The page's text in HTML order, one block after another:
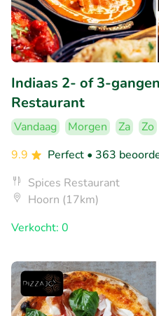
Indiaas 2- of 3-
Restaurant
Vandaag Morgen Za Zo
9.9
Perfect • 363
Spices Restaurant
Hoorn (17km)
Verkocht: 0